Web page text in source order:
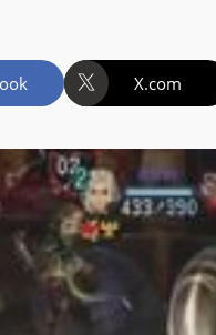
X.com